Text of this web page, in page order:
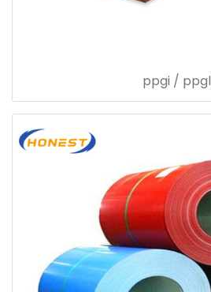
ppgi / ppgl